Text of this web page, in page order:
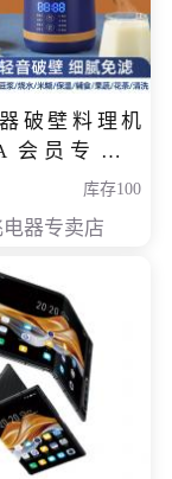
破壁料理机
会员专享价
库存100
器专卖店